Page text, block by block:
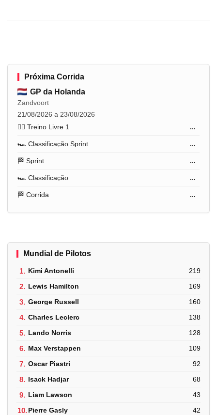
Próxima Corrida
GP da Holanda
Zandvoort
21/08/2026 a 23/08/2026
🏋️‍♂️ Treino Livre 1
...
🏎️ Classificação Sprint ...
🏁 Sprint ...
🏎️ Classificação ...
🏁 Corrida ...
Mundial de Pilotos
1. Kimi Antonelli 219
2. Lewis Hamilton 169
3. George Russell 160
4. Charles Leclerc 138
5. Lando Norris 128
6. Max Verstappen 109
7. Oscar Piastri 92
8. Isack Hadjar 68
9. Liam Lawson 43
10.Pierre Gasly 42